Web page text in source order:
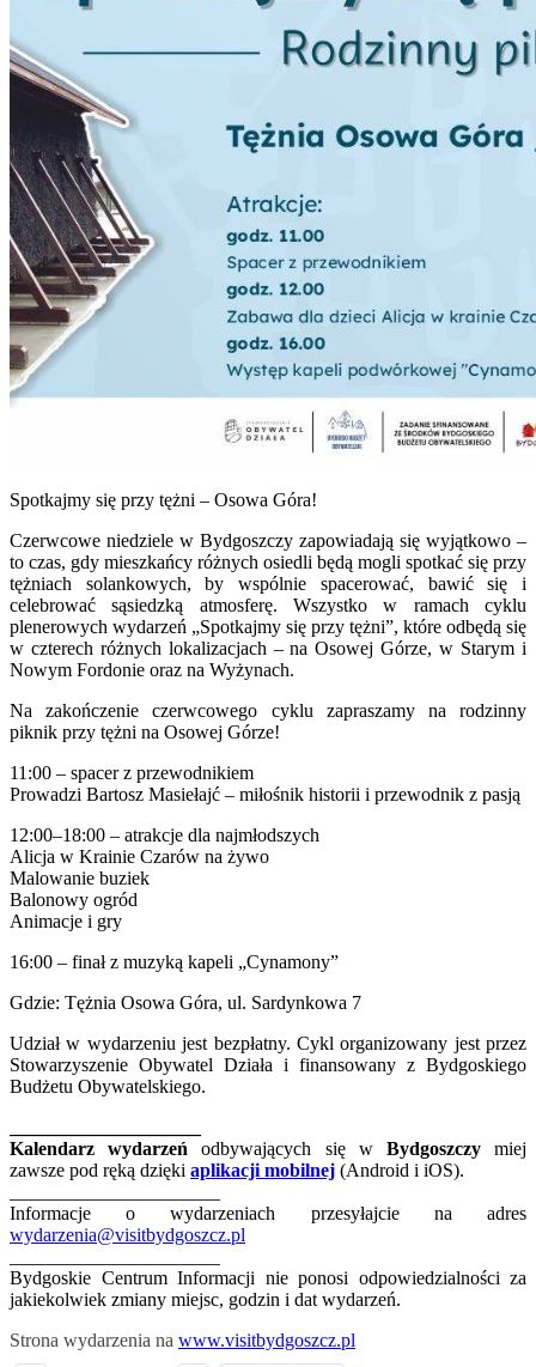
Spotkajmy się przy tężni – Osowa Góra!
Czerwcowe niedziele w Bydgoszczy zapowiadają się wyjątkowo –
to czas, gdy mieszkańcy różnych osiedli będą mogli spotkać się przy
tężniach solankowych, by wspólnie spacerować, bawić się i
celebrować sąsiedzką atmosferę. Wszystko w ramach cyklu
plenerowych wydarzeń „Spotkajmy się przy tężni”, które odbędą się
w czterech różnych lokalizacjach – na Osowej Górze, w Starym i
Nowym Fordonie oraz na Wyżynach.
Na zakończenie czerwcowego cyklu zapraszamy na rodzinny
piknik przy tężni na Osowej Górze!
11:00 – spacer z przewodnikiem
Prowadzi Bartosz Masiełajć – miłośnik historii i przewodnik z pasją
12:00–18:00 – atrakcje dla najmłodszych
Alicja w Krainie Czarów na żywo
Malowanie buziek
Balonowy ogród
Animacje i gry
16:00 – finał z muzyką kapeli „Cynamony”
Gdzie: Tężnia Osowa Góra, ul. Sardynkowa 7
Udział w wydarzeniu jest bezpłatny. Cykl organizowany jest przez
Stowarzyszenie Obywatel Działa i finansowany z Bydgoskiego
Budżetu Obywatelskiego.
Kalendarz wydarzeń odbywających się w Bydgoszczymiej
zawsze pod ręką dzięki aplikacji mobilnej (Android i iOS).
Informacje o wydarzeniach przesyłajcie na adres
wydarzenia@visitbydgoszcz.pl
Bydgoskie Centrum Informacji nie ponosi odpowiedzialności za
jakiekolwiek zmiany miejsc, godzin i dat wydarzeń.
Strona wydarzenia na www.visitbydgoszcz.pl